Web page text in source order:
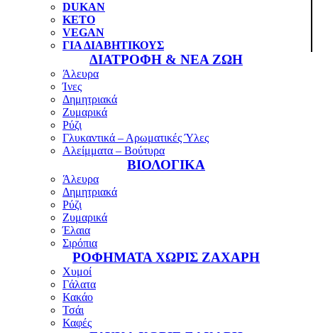
DUKAN
KETO
VEGAN
ΓΙΑ ΔΙΑΒΗΤΙΚΟΥΣ
ΔΙΑΤΡΟΦΗ & ΝΕΑ ΖΩΗ
Άλευρα
Ίνες
Δημητριακά
Ζυμαρικά
Ρύζι
Γλυκαντικά – Αρωματικές Ύλες
Αλείμματα – Βούτυρα
ΒΙΟΛΟΓΙΚΑ
Άλευρα
Δημητριακά
Ρύζι
Ζυμαρικά
Έλαια
Σιρόπια
ΡΟΦΗΜΑΤΑ ΧΩΡΙΣ ΖΑΧΑΡΗ
Χυμοί
Γάλατα
Κακάο
Τσάι
Καφές